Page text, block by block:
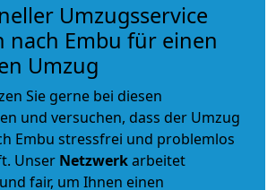
Umzugsservice
nach Embu für einen
Umzug
Sie gerne bei diesen
und versuchen, dass der Umzug
Embu stressfrei und problemlos
Unser Netzwerkarbeitet
fair, um Ihnen einen